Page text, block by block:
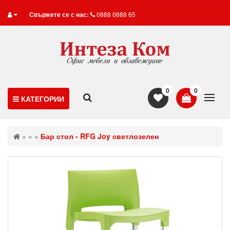
Свържете се с нас: 0888 0888 65
КАТЕГОРИИ
0
0
» » » Бар стол - RFG Joy светлозелен